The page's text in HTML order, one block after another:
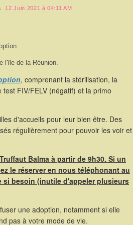
12 Juin 2021 à 04:11 AM
l'île de la Réunion.
, comprenant la stérilisation, la
FIV/FELV (négatif) et la primo
d'accueils pour leur bien être. Des
régulièrement pour pouvoir les voir et
Balma à partir de 9h30. Si un
le réserver en nous téléphonant au
si besoin (inutile d'appeler plusieurs
une adoption, notamment si elle
pas à votre mode de vie.